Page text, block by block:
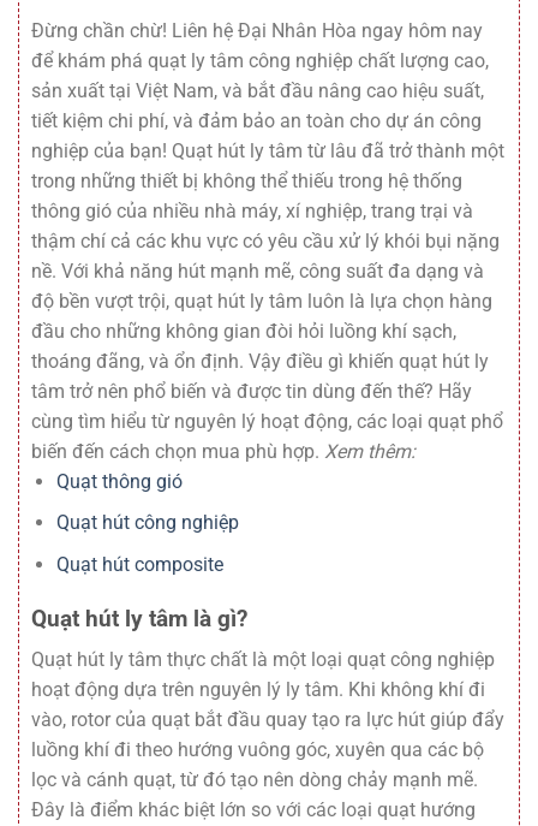
Đừng chần chừ! Liên hệ Đại Nhân Hòa ngay hôm nay
để khám phá quạt ly tâm công nghiệp chất lượng cao,
sản xuất tại Việt Nam, và bắt đầu nâng cao hiệu suất,
tiết kiệm chi phí, và đảm bảo an toàn cho dự án công
nghiệp của bạn! Quạt hút ly tâm từ lâu đã trở thành một
trong những thiết bị không thể thiếu trong hệ thống
thông gió của nhiều nhà máy, xí nghiệp, trang trại và
thậm chí cả các khu vực có yêu cầu xử lý khói bụi nặng
nề. Với khả năng hút mạnh mẽ, công suất đa dạng và
độ bền vượt trội, quạt hút ly tâm luôn là lựa chọn hàng
đầu cho những không gian đòi hỏi luồng khí sạch,
thoáng đãng, và ổn định. Vậy điều gì khiến quạt hút ly
tâm trở nên phổ biến và được tin dùng đến thế? Hãy
cùng tìm hiểu từ nguyên lý hoạt động, các loại quạt phổ
biến đến cách chọn mua phù hợp. Xem thêm:
Quạt thông gió
Quạt hút công nghiệp
Quạt hút composite
Quạt hút ly tâm là gì?
Quạt hút ly tâm thực chất là một loại quạt công nghiệp
hoạt động dựa trên nguyên lý ly tâm. Khi không khí đi
vào, rotor của quạt bắt đầu quay tạo ra lực hút giúp đẩy
luồng khí đi theo hướng vuông góc, xuyên qua các bộ
lọc và cánh quạt, từ đó tạo nên dòng chảy mạnh mẽ.
Đây là điểm khác biệt lớn so với các loại quạt hướng